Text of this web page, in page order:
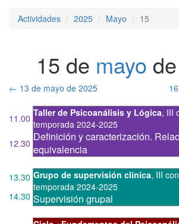
Actividades 2025 Mayo 15
15 de mayo de
← 13 de mayo de 2025
11.00 Taller de Psicoanálisis y Lógica, III
temporada 2024-2025
Definición y caracterización.
equivalencia
12.30
13.30 Grupo de supervisión clínica, III
temporada 2024-2025
Supervisión grupal
14.30